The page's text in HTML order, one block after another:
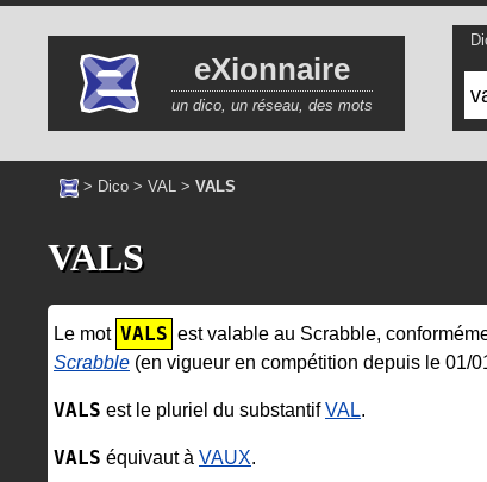
eXionnaire
un dico, un réseau, des mots
> Dico > VAL > VALS
VALS
Le mot VALS est valable au Scrabble,
Scrabble (en vigueur en compétition depuis le 01/
VALS est le pluriel du substantifVAL.
VALS équivaut à VAUX.